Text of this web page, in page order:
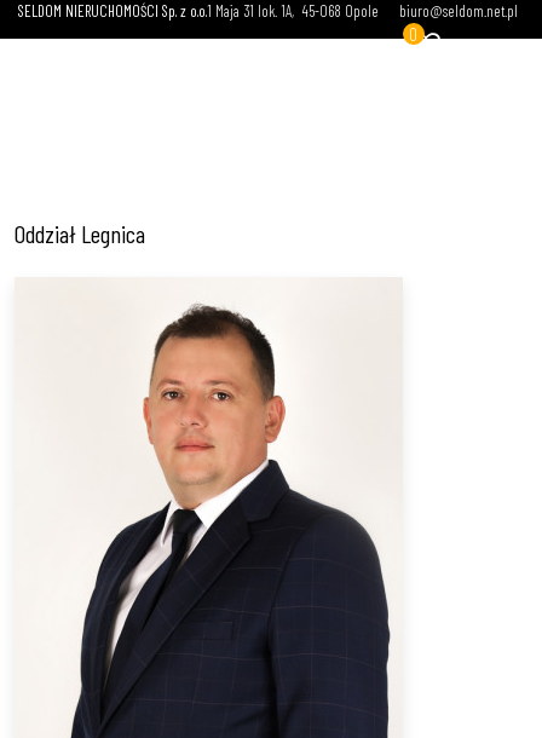
SELDOM NIERUCHOMOŚCI Sp. z o.o.1 Maja 31 lok. 1A 45-068 Opole biuro@seldom.net.pl
0
Oddział Legnica